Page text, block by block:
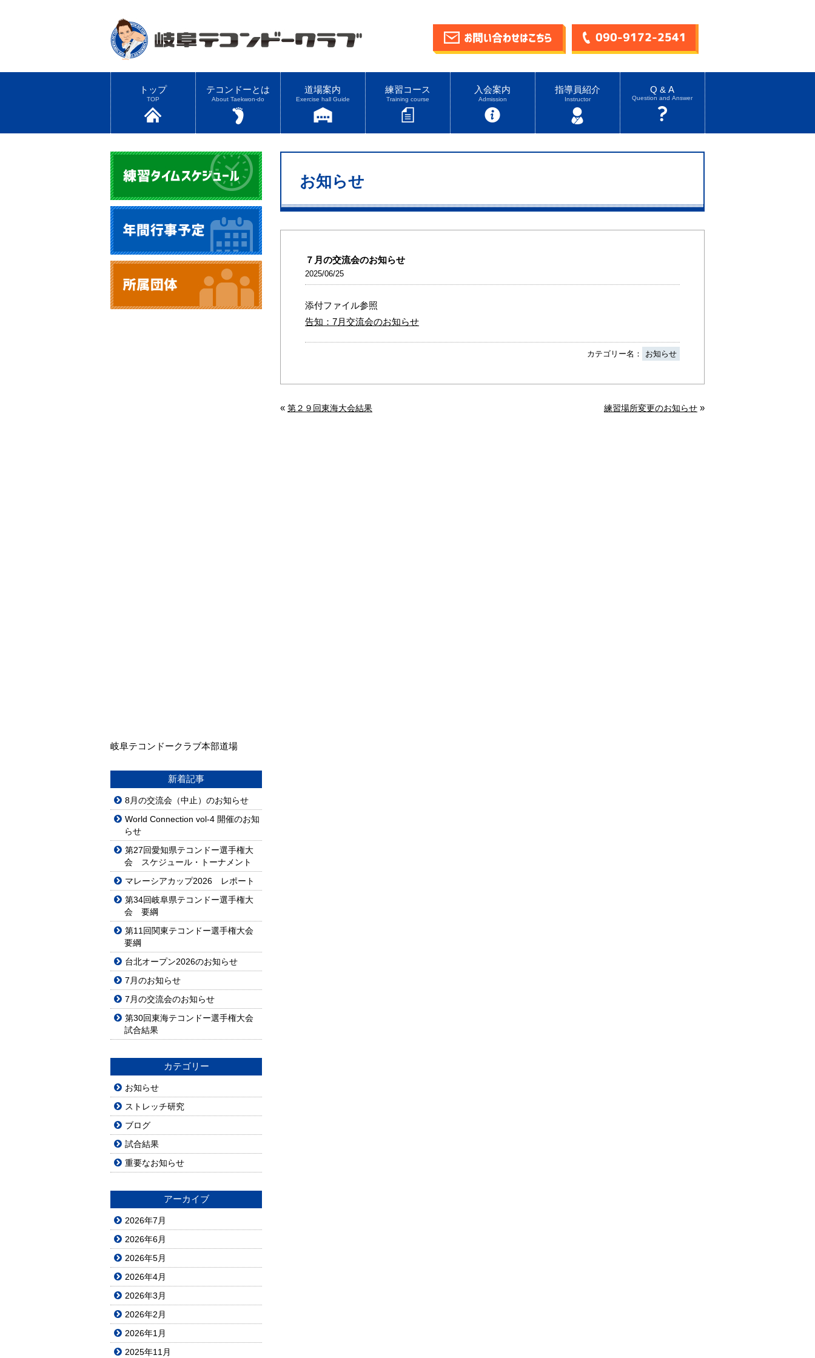
トップ
TOP
テコンドーとは
About Taekwon-do
道場案内
Exercise hall Guide
練習コース
Training course
入会案内
Admission
指導員紹介
Instructor
Q & A
Question and Answer
お知らせ
７月の交流会のお知らせ
2025/06/25
添付ファイル参照
告知：7月交流会のお知らせ
カテゴリー名： お知らせ
« 第２９回東海大会結果 練習場所変更のお知らせ »
岐阜テコンドークラブ本部道場
新着記事
8月の交流会（中止）のお知らせ
World Connection vol-4 開催のお知
らせ
第27回愛知県テコンドー選手権大
会 スケジュール・トーナメント
マレーシアカップ2026 レポート
第34回岐阜県テコンドー選手権大
会 要綱
第11回関東テコンドー選手権大会
要綱
台北オープン2026のお知らせ
7月のお知らせ
7月の交流会のお知らせ
第30回東海テコンドー選手権大会
試合結果
カテゴリー
お知らせ
ストレッチ研究
ブログ
試合結果
重要なお知らせ
アーカイブ
2026年7月
2026年6月
2026年5月
2026年4月
2026年3月
2026年2月
2026年1月
2025年11月